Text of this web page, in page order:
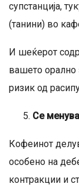
супстанција,
(танини) во
И шеќерот
вашето орално
ризик од
Се
Кофеинот
особено на
контракции и